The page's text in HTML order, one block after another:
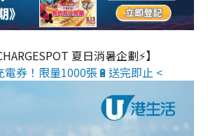
夏日消暑企劃⚡】
電券！限量1000張🔋送完即止 <